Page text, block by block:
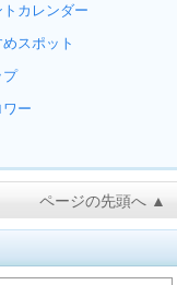
トカレンダー
スポット
プ
ワー
ページの先頭へ ▲